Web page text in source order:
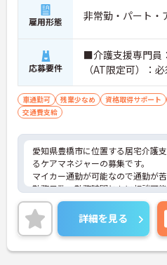
雇用形態 非常勤・パート・
応募要件
■介護支援専門員
（AT限定可）：
車通勤可 残業少なめ 資格取得サポート
交通費支給
愛知県豊橋市に位置する居宅介護
るケアマネジャーの募集です。
マイカー通勤が可能なので通勤が
勤務日数、勤務時間ともに相談可
プライベートを大切にしながらご
す。
ご興味のある方には、面接対策ポ
に詳細をお話しいたしますのでお
さい！
詳細を見る